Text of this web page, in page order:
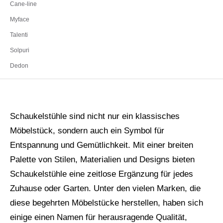
Cane-line
Myface
Talenti
Solpuri
Dedon
Schaukelstühle sind nicht nur ein klassisches
Möbelstück, sondern auch ein Symbol für
Entspannung und Gemütlichkeit. Mit einer breiten
Palette von Stilen, Materialien und Designs bieten
Schaukelstühle eine zeitlose Ergänzung für jedes
Zuhause oder Garten. Unter den vielen Marken, die
diese begehrten Möbelstücke herstellen, haben sich
einige einen Namen für herausragende Qualität,